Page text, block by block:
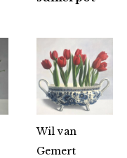
Wil van
Gemert